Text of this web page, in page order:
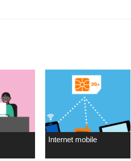
Internet mobile